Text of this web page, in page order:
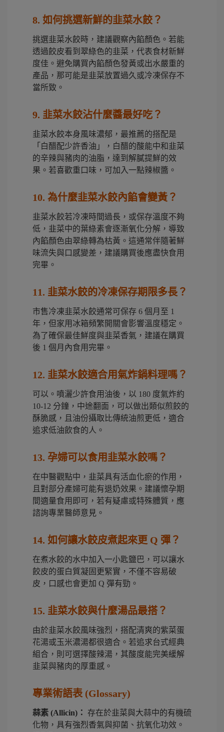
8. 如何挑選新鮮的韭菜水餃？
挑選韭菜水餃時，建議觀察內餡顏色。若能
透過餃皮看到翠綠色的韭菜，代表食材新鮮
度佳。避免購買內餡顏色發黃或出水嚴重的
產品，那可能是韭菜放置過久或冷凍保存不
當所致。
9. 韭菜水餃沾什麼醬最好吃？
韭菜水餃本身風味濃郁，最推薦的搭配是
「白醋配少許香油」，白醋的酸能中和韭菜
的辛辣與豬肉的油脂，達到解膩提鮮的效
果。若喜歡重口味，可加入一點辣椒醬。
10. 為什麼韭菜水餃內餡會變黃？
韭菜水餃若冷凍時間過長，或保存溫度不夠
低，韭菜中的葉綠素會逐漸氧化分解，導致
內餡顏色由翠綠轉為枯黃。這通常伴隨著鮮
味流失與口感變差，建議購買後應盡快食用
完畢。
11. 韭菜水餃的冷凍保存期限多長？
市售冷凍韭菜水餃通常可保存 6 個月至 1
年，但家用冰箱頻繁開關會影響溫度穩定。
為了確保最佳鮮度與韭菜香氣，建議在購買
後 1 個月內食用完畢。
12. 韭菜水餃適合用氣炸鍋料理嗎？
可以。噴灑少許食用油後，以 180 度氣炸約
10-12 分鐘，中途翻面，可以做出類似煎餃的
酥脆感，且油份攝取比傳統油煎更低，適合
追求低油飲食的人。
13. 孕婦可以食用韭菜水餃嗎？
在中醫觀點中，韭菜具有活血化瘀的作用，
且對部分產婦可能有退奶效果。建議懷孕期
間適量食用即可，若有疑慮或特殊體質，應
諮詢專業醫師意見。
14. 如何讓水餃皮煮起來更 Q 彈？
在煮水餃的水中加入一小匙鹽巴，可以讓水
餃皮的蛋白質凝固更緊實，不僅不容易破
皮，口感也會更加 Q 彈有勁。
15. 韭菜水餃與什麼湯品最搭？
由於韭菜水餃風味強烈，搭配清爽的紫菜蛋
花湯或玉米濃湯都很適合。若追求台式經典
組合，則可選擇酸辣湯，其酸度能完美緩解
韭菜與豬肉的厚重感。
專業術語表 (Glossary)
蒜素 (Allicin)： 存在於韭菜與大蒜中的有機硫
化物，具有強烈香氣與抑菌、抗氧化功效。